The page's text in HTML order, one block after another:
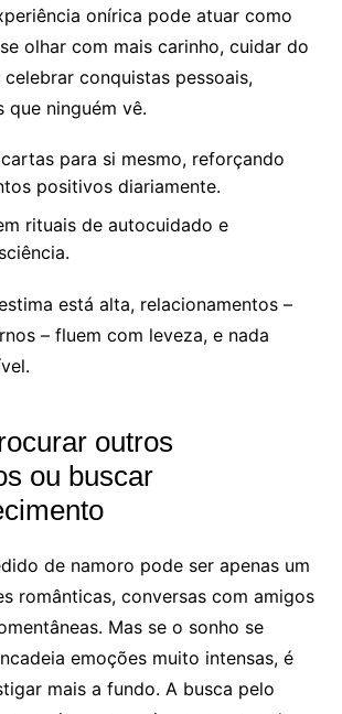
onírica pode atuar como
olhar com mais carinho, cuidar do
conquistas pessoais,
que ninguém vê.
para si mesmo, reforçando
positivos diariamente.
rituais de autocuidado e
está alta, relacionamentos –
– fluem com leveza, e nada
outros
ou buscar
de namoro pode ser apenas um
românticas, conversas com amigos
Mas se o sonho se
emoções muito intensas, é
mais a fundo. A busca pelo